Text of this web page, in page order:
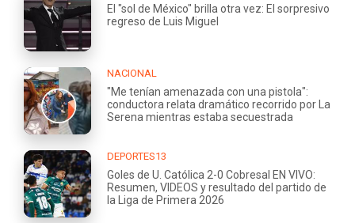
El "sol de México" brilla otra vez: El sorpresivo
regreso de Luis Miguel
NACIONAL
"Me tenían amenazada con una pistola":
conductora relata dramático recorrido por La
Serena mientras estaba secuestrada
DEPORTES13
Goles de U. Católica 2-0 Cobresal EN VIVO:
Resumen, VIDEOS y resultado del partido de
la Liga de Primera 2026